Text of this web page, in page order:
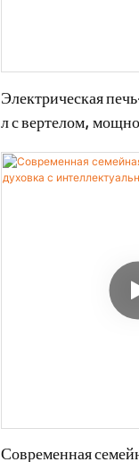
Электрическая
л с вертелом,
Современная